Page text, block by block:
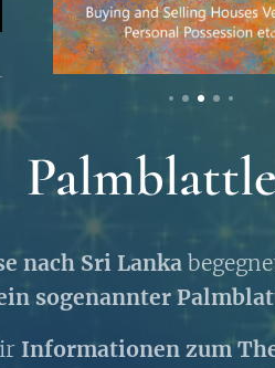
nach Sri Lanka
sogenannter
Informationen zum